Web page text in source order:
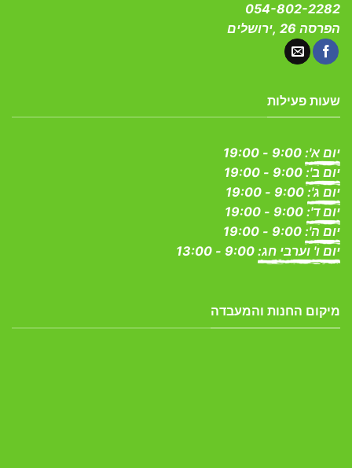
054-802-2282
הפרסה 26 ,ירושלים
שעות פעילות
יום א':
יום ב':
יום ג':
יום ד':
יום ה':
יום ו' וערבי חג:
מיקום החנות והמעבדה